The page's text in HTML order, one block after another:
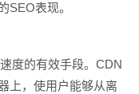
SEO表现。
度的有效手段。CDN
上，使用户能够从离